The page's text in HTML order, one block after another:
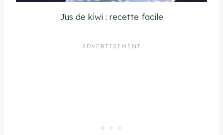
Jus de kiwi : recette facile